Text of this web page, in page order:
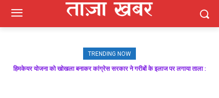
TRENDING NOW
हिमकेयर योजना को खोखला बनाकर कांग्रेस सरकार ने गरीबों के इलाज पर लगाया ताला :